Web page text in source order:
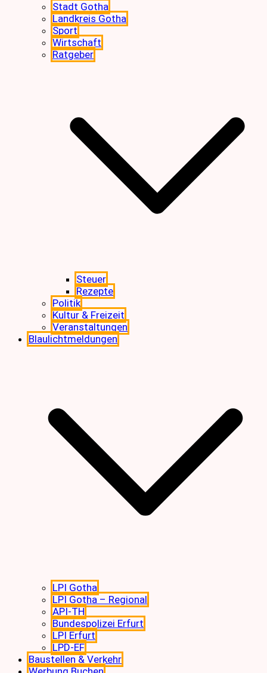
Stadt Gotha
Landkreis Gotha
Sport
Wirtschaft
Ratgeber
Steuer
Rezepte
Politik
Kultur & Freizeit
Veranstaltungen
Blaulichtmeldungen
LPI Gotha
LPI Gotha – Regional
API-TH
Bundespolizei Erfurt
LPI Erfurt
LPD-EF
Baustellen & Verkehr